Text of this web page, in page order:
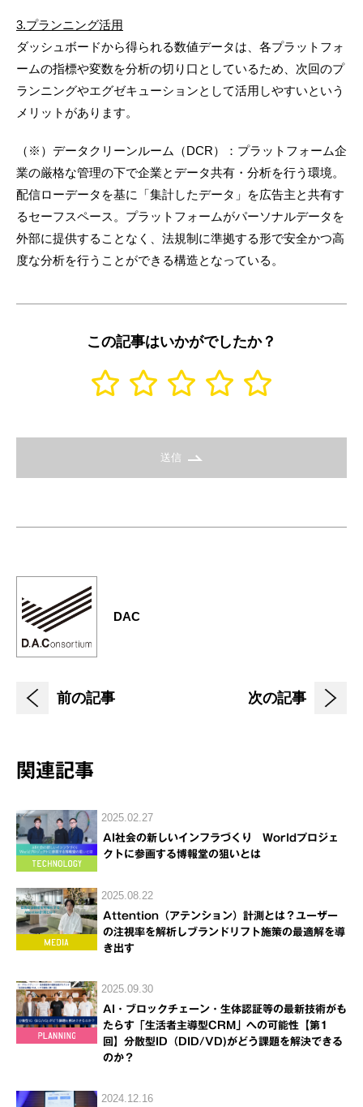
3.プランニング活用
ダッシュボードから得られる数値データは、各プラットフォ
ームの指標や変数を分析の切り口としているため、次回のプ
ランニングやエグゼキューションとして活用しやすいという
メリットがあります。
（※）データクリーンルーム（DCR）：プラットフォーム企
業の厳格な管理の下で企業とデータ共有・分析を行う環境。
配信ローデータを基に「集計したデータ」を広告主と共有す
るセーフスペース。プラットフォームがパーソナルデータを
外部に提供することなく、法規制に準拠する形で安全かつ高
度な分析を行うことができる構造となっている。
この記事はいかがでしたか？
送信
DAC
前の記事 次の記事
関連記事
2025.02.27
AI社会の新しいインフラづくり Worldプロジェ
クトに参画する博報堂の狙いとは
2025.08.22
Attention（アテンション）計測とは？ユーザー
の注視率を解析しブランドリフト施策の最適解を導
き出す
2025.09.30
AI・ブロックチェーン・生体認証等の最新技術がも
たらす「生活者主導型CRM」への可能性【第1
回】分散型ID（DID/VD)がどう課題を解決できる
のか？
2024.12.16